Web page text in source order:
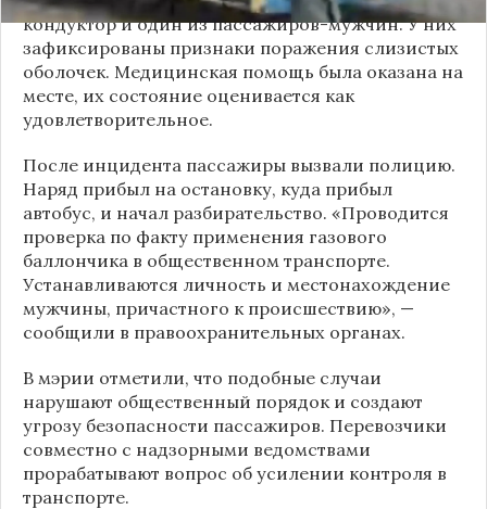
кондуктор и один из пассажиров-мужчин. У них
зафиксированы признаки поражения слизистых
оболочек. Медицинская помощь была оказана на
месте, их состояние оценивается как
удовлетворительное.
После инцидента пассажиры вызвали полицию.
Наряд прибыл на остановку, куда прибыл
автобус, и начал разбирательство. «Проводится
проверка по факту применения газового
баллончика в общественном транспорте.
Устанавливаются личность и местонахождение
мужчины, причастного к происшествию», —
сообщили в правоохранительных органах.
В мэрии отметили, что подобные случаи
нарушают общественный порядок и создают
угрозу безопасности пассажиров. Перевозчики
совместно с надзорными ведомствами
прорабатывают вопрос об усилении контроля в
транспорте.